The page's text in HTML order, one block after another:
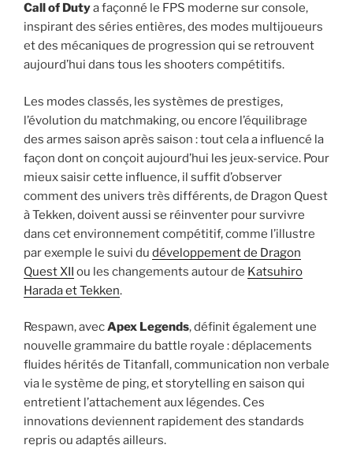
Call of Dutya façonné le FPS moderne sur console,
inspirant des séries entières, des modes multijoueurs
et des mécaniques de progression qui se retrouvent
aujourd’hui dans tous les shooters compétitifs.
Les modes classés, les systèmes de prestiges,
l’évolution du matchmaking, ou encore l’équilibrage
des armes saison après saison : tout cela a influencé la
façon dont on conçoit aujourd’hui les jeux-service. Pour
mieux saisir cette influence, il suffit d’observer
comment des univers très différents, de Dragon Quest
à Tekken, doivent aussi se réinventer pour survivre
dans cet environnement compétitif, comme l’illustre
par exemple le suivi du développement de Dragon
Quest XII ou les changements autour de Katsuhiro
Harada et Tekken.
Respawn, avecApex Legends, définit également une
nouvelle grammaire du battle royale : déplacements
fluides hérités de Titanfall, communication non verbale
via le système de ping, et storytelling en saison qui
entretient l’attachement aux légendes. Ces
innovations deviennent rapidement des standards
repris ou adaptés ailleurs.